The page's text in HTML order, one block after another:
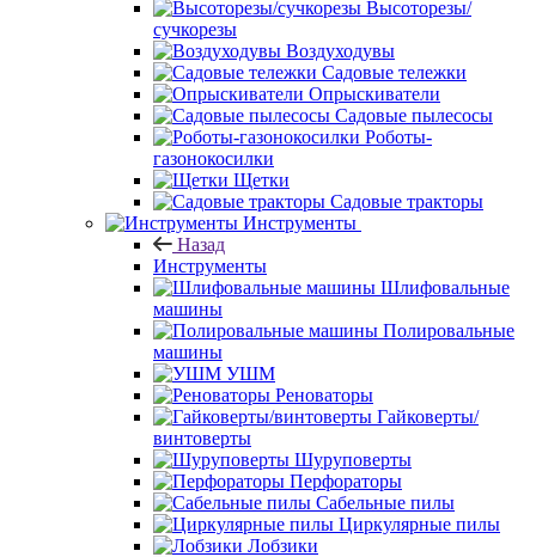
Высоторезы/
сучкорезы
Воздуходувы
Садовые тележки
Опрыскиватели
Садовые пылесосы
Роботы-
газонокосилки
Щетки
Садовые тракторы
Инструменты
Назад
Инструменты
Шлифовальные
машины
Полировальные
машины
УШМ
Реноваторы
Гайковерты/
винтоверты
Шуруповерты
Перфораторы
Сабельные пилы
Циркулярные пилы
Лобзики